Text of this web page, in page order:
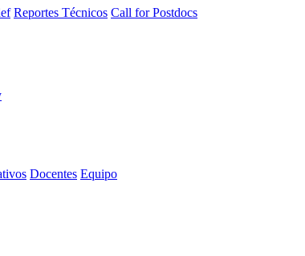
Reportes Técnicos Call for Postdocs
Docentes Equipo